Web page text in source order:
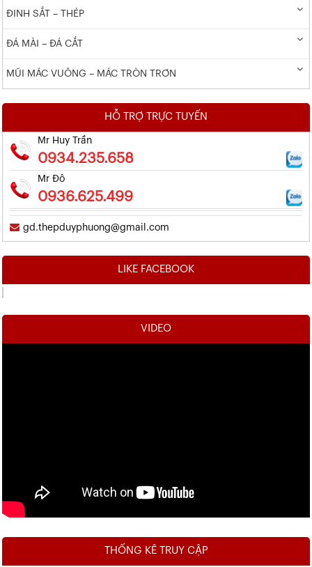
ĐINH SẮT – THÉP
ĐÁ MÀI – ĐÁ CẮT
MŨI MÁC VUÔNG – MÁC TRÒN TRƠN
HỖ TRỢ TRỰC TUYẾN
Mr Huy Trần
0934.235.658
Mr Đô
0936.625.499
gd.thepduyphuong@gmail.com
LIKE FACEBOOK
VIDEO
THỐNG KÊ TRUY CẬP